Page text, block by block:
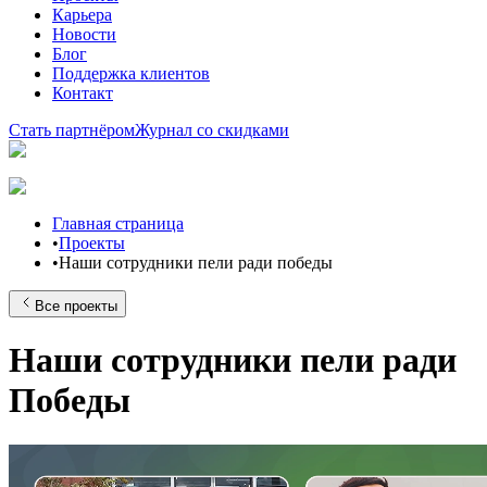
Карьера
Новости
Блог
Поддержка клиентов
Контакт
Стать партнёромЖурнал со скидками
Главная страница
•Проекты
•Наши сотрудники пели ради победы
Все проекты
Наши сотрудники пели ради
Победы